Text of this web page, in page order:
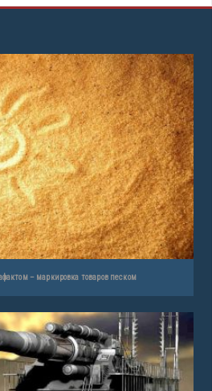
– маркировка товаров песком